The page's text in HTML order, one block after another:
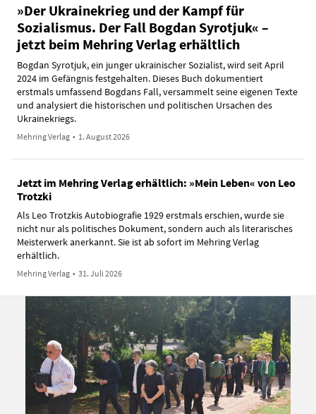
»Der Ukrainekrieg und der Kampf für
Sozialismus. Der Fall Bogdan Syrotjuk« –
jetzt beim Mehring Verlag erhältlich
Bogdan Syrotjuk, ein junger ukrainischer Sozialist, wird seit April
2024 im Gefängnis festgehalten. Dieses Buch dokumentiert
erstmals umfassend Bogdans Fall, versammelt seine eigenen Texte
und analysiert die historischen und politischen Ursachen des
Ukrainekriegs.
Mehring Verlag • 1. August 2026
Jetzt im Mehring Verlag erhältlich: »Mein Leben« von Leo
Trotzki
Als Leo Trotzkis Autobiografie 1929 erstmals erschien, wurde sie
nicht nur als politisches Dokument, sondern auch als literarisches
Meisterwerk anerkannt. Sie ist ab sofort im Mehring Verlag
erhältlich.
Mehring Verlag • 31. Juli 2026